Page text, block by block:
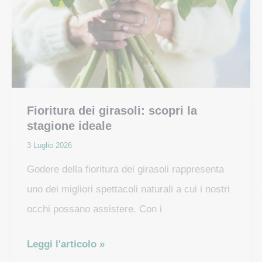
Fioritura dei girasoli: scopri la
stagione ideale
3 Luglio 2026
Godere della fioritura dei girasoli rappresenta
uno dei migliori spettacoli naturali a cui i nostri
occhi possano assistere. Con i
Fioritura
Leggi l'articolo »